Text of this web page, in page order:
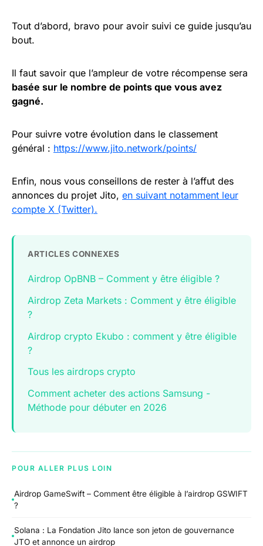
Tout d’abord, bravo pour avoir suivi ce guide jusqu’au
bout.
Il faut savoir que l’ampleur de votre récompense sera
basée sur le nombre de points que vous avez
gagné.
Pour suivre votre évolution dans le classement
général : https://www.jito.network/points/
Enfin, nous vous conseillons de rester à l’affut des
annonces du projet Jito, en suivant notamment leur
compte X (Twitter).
ARTICLES CONNEXES
Airdrop OpBNB – Comment y être éligible ?
Airdrop Zeta Markets : Comment y être éligible
?
Airdrop crypto Ekubo : comment y être éligible
?
Tous les airdrops crypto
Comment acheter des actions Samsung -
Méthode pour débuter en 2026
POUR ALLER PLUS LOIN
Airdrop GameSwift – Comment être éligible à l’airdrop GSWIFT
?
Solana : La Fondation Jito lance son jeton de gouvernance
JTO et annonce un airdrop